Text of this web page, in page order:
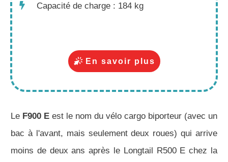
Capacité de charge : 184 kg
En savoir plus
Le F900 E est le nom du vélo cargo biporteur (avec un
bac à l'avant, mais seulement deux roues) qui arrive
moins de deux ans après le Longtail R500 E chez la